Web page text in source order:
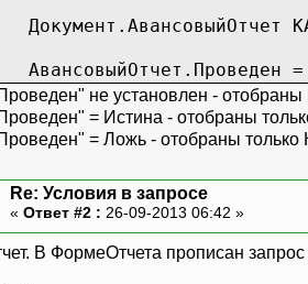
КАК
=
не установлен - отобраны
= Истина - отобраны
= Ложь - отобраны
Re: Условия в запросе
« Ответ #2 : 26-09-2013 06:42 »
В ФормеОтчета прописан запрос